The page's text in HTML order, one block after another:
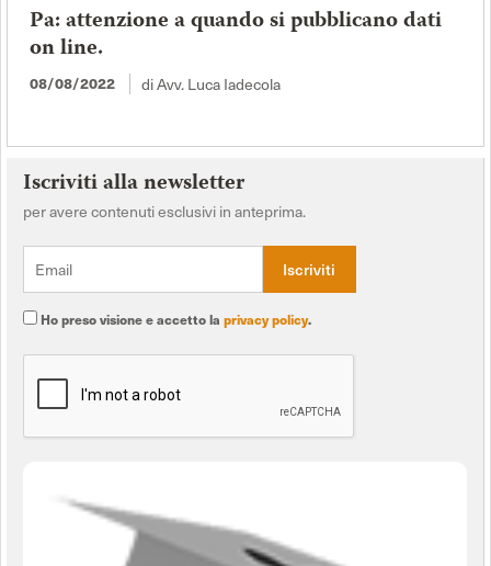
Pa: attenzione a quando si pubblicano dati
on line.
08/08/2022 di Avv. Luca Iadecola
Iscriviti alla newsletter
per avere contenuti esclusivi in anteprima.
Ho preso visione e accetto la privacy policy.